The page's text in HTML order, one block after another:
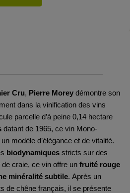
Cru, Pierre Morey démontre son
dans la vinification des vins
parcelle d’à peine 0,14 hectare
datant de 1965, ce vin Mono-
modèle d’élégance et de vitalité.
biodynamiques stricts sur des
de craie, ce vin offre un fruité rouge
minéralité subtile. Après un
de chêne français, il se présente